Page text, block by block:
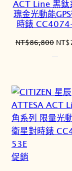
NT$35,615。
品
ACT Line 黑鈦
瑰金光動能
時錶
NT$86,800 原
NT$
促銷